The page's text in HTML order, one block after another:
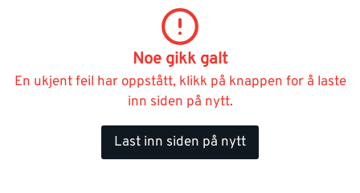
Noe gikk galt
En ukjent feil har oppstått, klikk på knappen for å laste
inn siden på nytt.
Last inn siden på nytt